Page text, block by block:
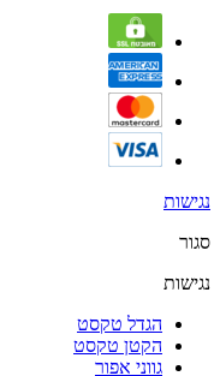
נגישות
סגור
נגישות
הגדל טקסט
הקטן טקסט
גווני אפור